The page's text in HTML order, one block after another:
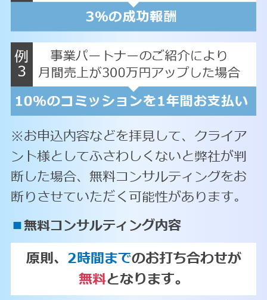
※お申込内容などを拝見して、クライア
ント様としてふさわしくないと弊社が判
断した場合、無料コンサルティングをお
断りさせていただく可能性があります。
■無料コンサルティング内容
原則、 2時間までのお打ち合わせが
無料となります。